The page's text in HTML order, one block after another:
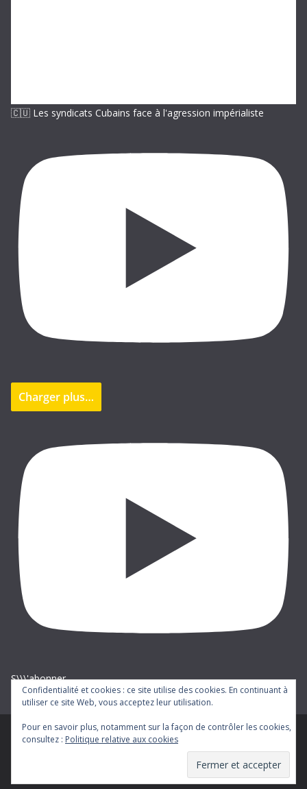
🇨🇺 Les syndicats Cubains face à l'agression impérialiste
Charger plus…
S\\\'abonner
. Tous droits réservés.
par ThemeGrill. Propulsé parWordPress
Confidentialité et cookies : ce site utilise des cookies. En continuant à
utiliser ce site Web, vous acceptez leur utilisation.
Pour en savoir plus, notamment sur la façon de contrôler les cookies,
consultez : Politique relative aux cookies